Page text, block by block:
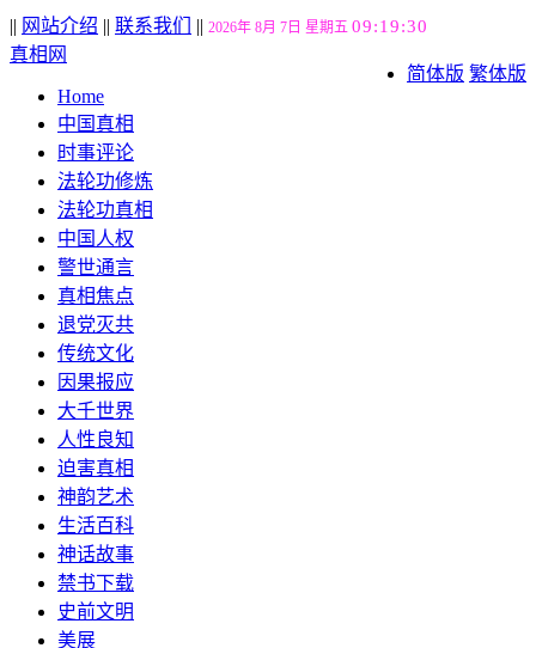
|| 网站介绍 || 联系我们 || 2026年 8月 7日 星期五 09:19:31
简体版 繁体版
真相网
Home
中国真相
时事评论
法轮功修炼
法轮功真相
中国人权
警世通言
真相焦点
退党灭共
传统文化
因果报应
大千世界
人性良知
迫害真相
神韵艺术
生活百科
神话故事
禁书下载
史前文明
美展